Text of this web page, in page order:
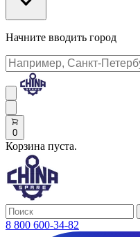
Начните вводить город
0
Корзина пуста.
8 800 600-34-82